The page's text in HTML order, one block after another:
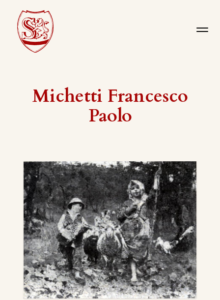
Michetti Francesco
Paolo